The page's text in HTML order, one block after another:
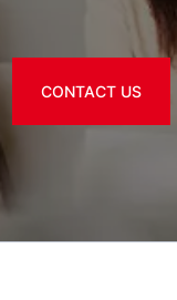
CONTACT US